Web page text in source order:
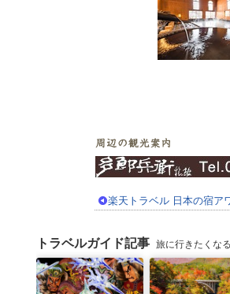
楽天トラベル 日本の宿ア
トラベルガイド記事 旅に行きたくな